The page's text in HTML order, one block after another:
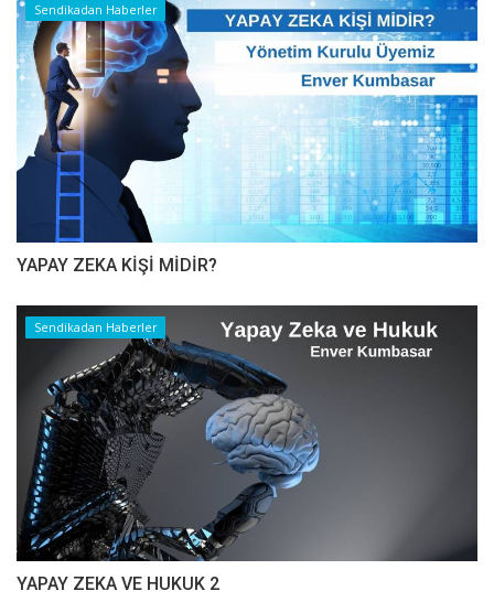
Sendikadan Haberler
YAPAY ZEKA KİŞİ MİDİR?
Sendikadan Haberler
YAPAY ZEKA VE HUKUK 2